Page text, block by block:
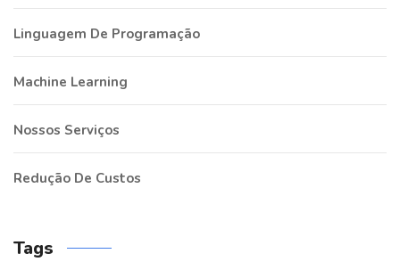
Linguagem De Programação
Machine Learning
Nossos Serviços
Redução De Custos
Tags